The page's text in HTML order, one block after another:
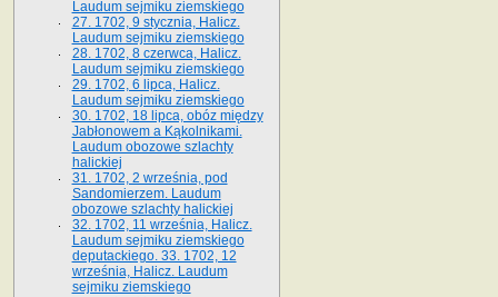
Laudum sejmiku ziemskiego
27. 1702, 9 stycznia, Halicz.
Laudum sejmiku ziemskiego
28. 1702, 8 czerwca, Halicz.
Laudum sejmiku ziemskiego
29. 1702, 6 lipca, Halicz.
Laudum sejmiku ziemskiego
30. 1702, 18 lipca, obóz między
Jabłonowem a Kąkolnikami.
Laudum obozowe szlachty
halickiej
31. 1702, 2 września, pod
Sandomierzem. Laudum
obozowe szlachty halickiej
32. 1702, 11 września, Halicz.
Laudum sejmiku ziemskiego
deputackiego. 33. 1702, 12
września, Halicz. Laudum
sejmiku ziemskiego